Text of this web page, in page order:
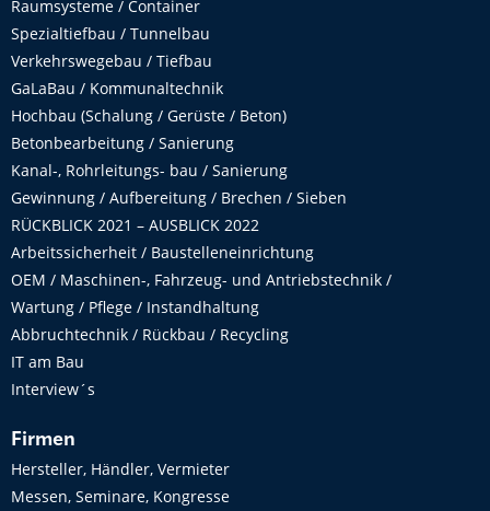
Raumsysteme / Container
Spezialtiefbau / Tunnelbau
Verkehrswegebau / Tiefbau
GaLaBau / Kommunaltechnik
Hochbau (Schalung / Gerüste / Beton)
Betonbearbeitung / Sanierung
Kanal-, Rohrleitungs- bau / Sanierung
Gewinnung / Aufbereitung / Brechen / Sieben
RÜCKBLICK 2021 – AUSBLICK 2022
Arbeitssicherheit / Baustelleneinrichtung
OEM / Maschinen-, Fahrzeug- und Antriebstechnik /
Wartung / Pflege / Instandhaltung
Abbruchtechnik / Rückbau / Recycling
IT am Bau
Interview´s
Firmen
Hersteller, Händler, Vermieter
Messen, Seminare, Kongresse